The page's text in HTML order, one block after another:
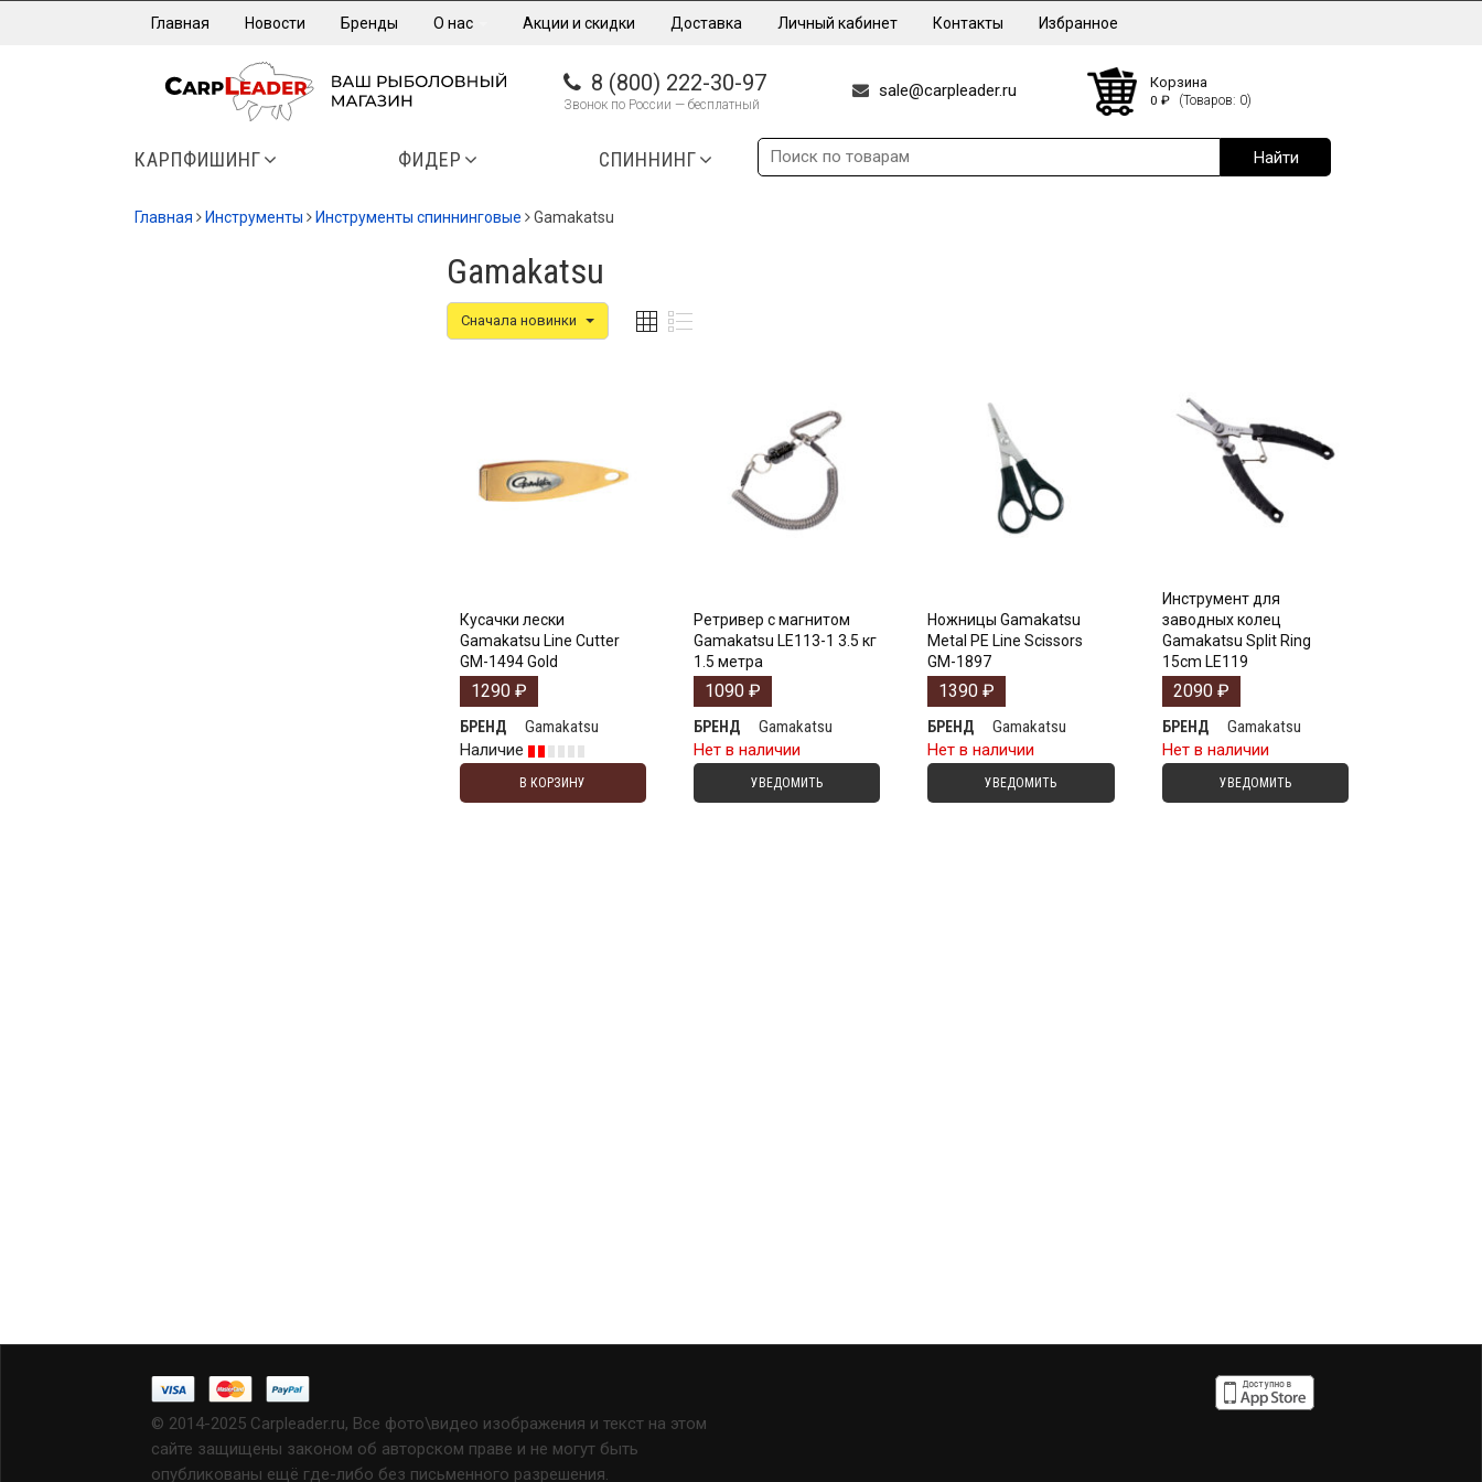
Главная Новости Бренды О нас Акции и скидки Доставка Личный кабинет Контакты Избранное
8 (800) 222-30-97
Звонок по России — бесплатный
sale@carpleader.ru Корзина
0 ₽ (Товаров: 0)
КАРПФИШИНГ ФИДЕР СПИННИНГ
Главная Инструменты Инструменты спиннинговые Gamakatsu
Gamakatsu
Сначала новинки
Кусачки лески
Gamakatsu Line Сutter
GM-1494 Gold
1290 ₽
БРЕНД
Gamakatsu
Наличие
В КОРЗИНУ
Ретривер с магнитом
Gamakatsu LE113-1 3.5 кг
1.5 метра
1090 ₽
БРЕНД
Gamakatsu
Нет в наличии
УВЕДОМИТЬ
Ножницы Gamakatsu
Metal PE Line Scissors
GM-1897
1390₽
БРЕНД
Gamakatsu
Нет в наличии
УВЕДОМИТЬ
Инструмент для
заводных колец
Gamakatsu Split Ring
15cm LE119
2090 ₽
БРЕНД
Gamakatsu
Нет в наличии
УВЕДОМИТЬ
© 2014-2025 Carpleader.ru, Все фото\видео изображения и текст на этом
сайте защищены законом об авторском праве и не могут быть
опубликованы ещё где-либо без письменного разрешения.